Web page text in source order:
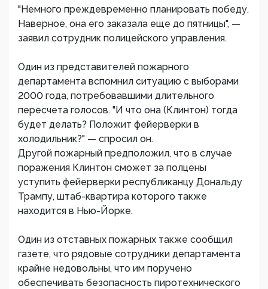
"Немного преждевременно планировать победу.
Наверное, она его заказала еще до пятницы", —
заявил сотрудник полицейского управления.
Один из представителей пожарного
департамента вспомнил ситуацию с выборами
2000 года, потребовавшими длительного
пересчета голосов. "И что она (Клинтон) тогда
будет делать? Положит фейерверки в
холодильник?" — спросил он.
Другой пожарный предположил, что в случае
поражения Клинтон сможет за полцены
уступить фейерверки республиканцу Дональду
Трампу, штаб-квартира которого также
находится в Нью-Йорке.
Один из отставных пожарных также сообщил
газете, что рядовые сотрудники департамента
крайне недовольны, что им поручено
обеспечивать безопасность пиротехнического